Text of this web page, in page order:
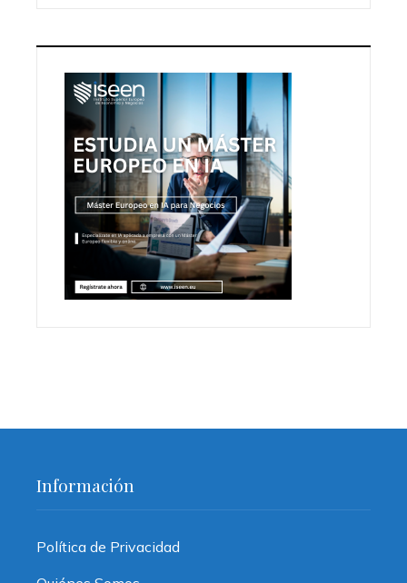
Información
Política de Privacidad